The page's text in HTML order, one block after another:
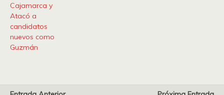
Cajamarca y
Atacó a
candidatos
nuevos como
Guzmán